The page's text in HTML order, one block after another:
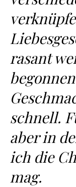
rasant
schnell.
aber in
ich die
mag.